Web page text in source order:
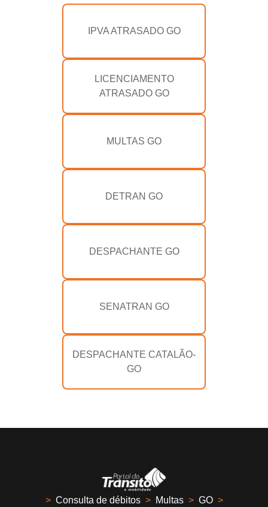
IPVA ATRASADO GO
LICENCIAMENTO
ATRASADO GO
MULTAS GO
DETRAN GO
DESPACHANTE GO
SENATRAN GO
DESPACHANTE CATALÃO-
GO
> Consulta de débitos > Multas > GO >